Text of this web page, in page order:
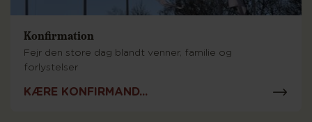
Konfirmation
Fejr den store dag blandt venner, familie og
forlystelser
KÆRE KONFIRMAND...